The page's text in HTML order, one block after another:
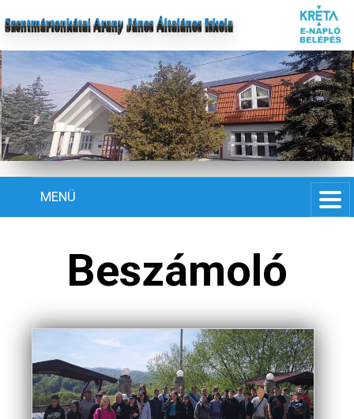
Szentmártonkátai Arany János Általános Iskola
MENÜ
Beszámoló